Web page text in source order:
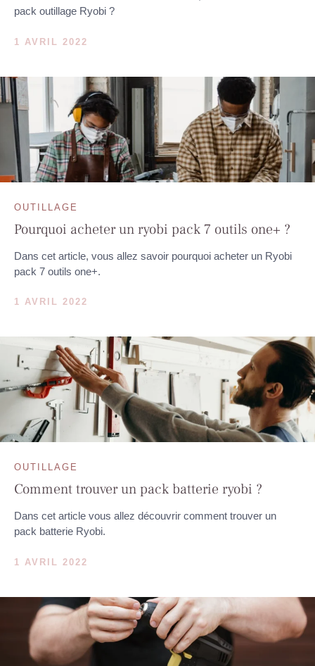
pack outillage Ryobi ?
1 AVRIL 2022
OUTILLAGE
Pourquoi acheter un ryobi pack 7 outils one+ ?
Dans cet article, vous allez savoir pourquoi acheter un Ryobi
pack 7 outils one+.
1 AVRIL 2022
OUTILLAGE
Comment trouver un pack batterie ryobi ?
Dans cet article vous allez découvrir comment trouver un
pack batterie Ryobi.
1 AVRIL 2022